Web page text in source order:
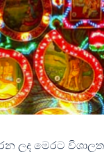
ලද මෙරට